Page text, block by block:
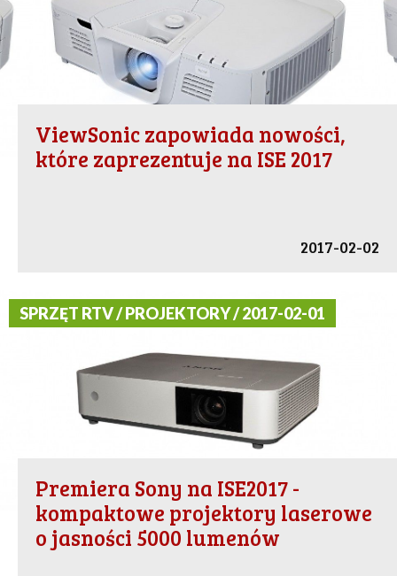
ViewSonic zapowiada nowości,
które zaprezentuje na ISE 2017
2017-02-02
SPRZĘT RTV / PROJEKTORY / 2017-02-01
Premiera Sony na ISE2017 -
kompaktowe projektory laserowe
o jasności 5000 lumenów